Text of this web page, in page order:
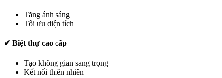
Tăng ánh sáng
Tối ưu diện tích
✔ Biệt thự cao cấp
Tạo không gian sang trọng
Kết nối thiên nhiên